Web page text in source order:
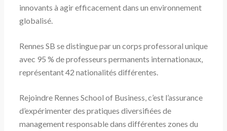
innovants à agir efficacement dans un environnement
globalisé.
Rennes SB se distingue par un corps professoral unique
avec 95 % de professeurs permanents internationaux,
représentant 42 nationalités différentes.
Rejoindre Rennes School of Business, c’est l’assurance
d’expérimenter des pratiques diversifiées de
management responsable dans différentes zones du